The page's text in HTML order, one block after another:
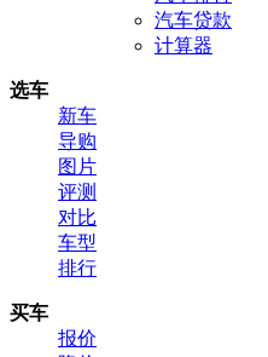
汽车贷款
计算器
选车
新车
导购
图片
评测
对比
车型
排行
买车
报价